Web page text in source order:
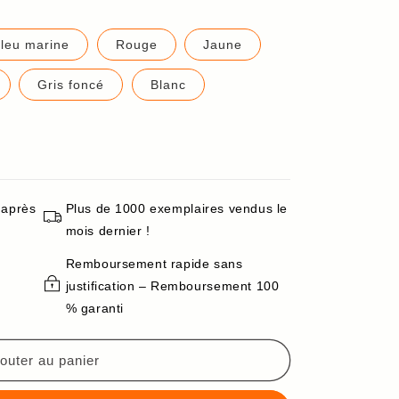
marine Rouge Jaune
Gris foncé Blanc
Plus de 1000 exemplaires vendus le
mois dernier !
Remboursement rapide sans
justification – Remboursement 100
% garanti
au panier